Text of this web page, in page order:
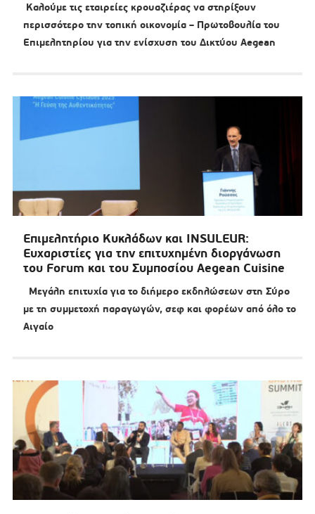
Καλούμε τις εταιρείες κρουαζιέρας να στηρίξουν
περισσότερο την τοπική οικονομία – Πρωτοβουλία του
Επιμελητηρίου για την ενίσχυση του Δικτύου Aegean
Επιμελητήριο Κυκλάδων και INSULEUR:
Ευχαριστίες για την επιτυχημένη διοργάνωση
του Forum και του Συμποσίου Aegean Cuisine
Μεγάλη επιτυχία για το διήμερο εκδηλώσεων στη Σύρο
με τη συμμετοχή παραγωγών, σεφ και φορέων από όλο το
Αιγαίο